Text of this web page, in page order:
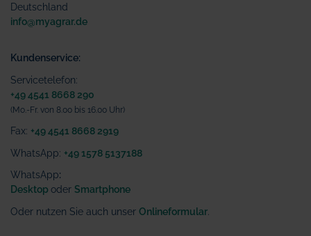
Deutschland
info@myagrar.de
Kundenservice:
Servicetelefon:
+49 4541 8668 290
(Mo.-Fr. von 8.00 bis 16.00 Uhr)
Fax: +49 4541 8668 2919
WhatsApp: +49 1578 5137188
WhatsApp:
Desktop oder Smartphone
Oder nutzen Sie auch unser Onlineformular